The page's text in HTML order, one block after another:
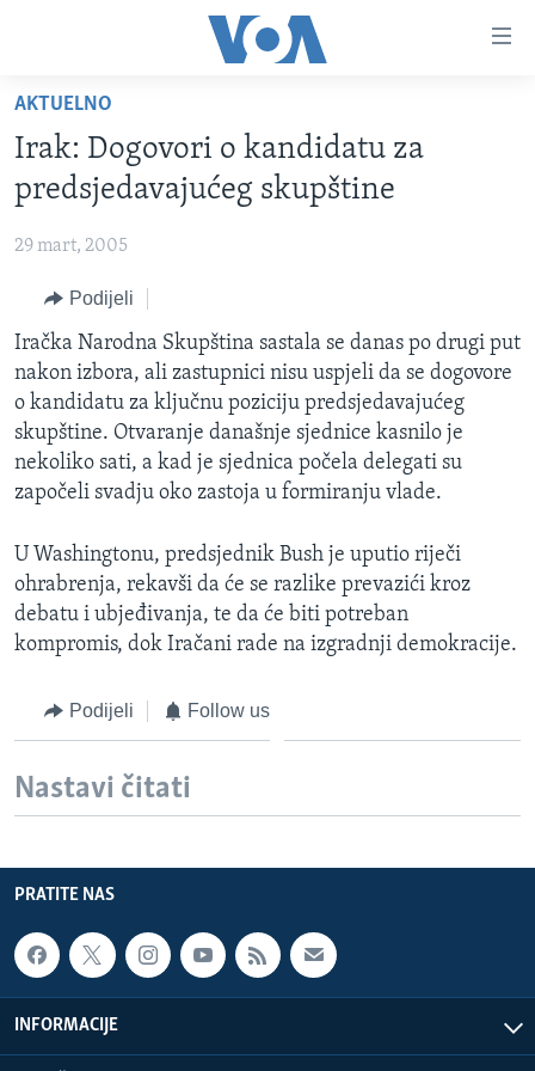
glavni
sadržaj
na
glavnu
pretragu
TV PROGRAM
VIDEO
FOTOGRAFIJE DANA
VIJESTI
SJEDINJENE AMERIČKE DRŽAVE
BOSNA I HERCEGOVINA
NAUKA I TEHNOLOGIJA
SPECIJALNI PROJEKTI
KORUPCIJA
SLOBODA MEDIJA
ŽENSKA STRANA
MAGAZIN
O GLASU AMERIKE
Learning English
AKTUELNO
Irak: Dogovori o kandidatu za
predsjedavajućeg skupštine
29 mart, 2005
Podijeli
Iračka Narodna Skupština sastala se danas po drugi put
nakon izbora, ali zastupnici nisu uspjeli da se dogovore
o kandidatu za ključnu poziciju predsjedavajućeg
skupštine. Otvaranje današnje sjednice kasnilo je
nekoliko sati, a kad je sjednica počela delegati su
započeli svadju oko zastoja u formiranju vlade.
U Washingtonu, predsjednik Bush je uputio riječi
ohrabrenja, rekavši da će se razlike prevazići kroz
debatu i ubjeđivanja, te da će biti potreban
kompromis, dok Iračani rade na izgradnji demokracije.
Podijeli Follow us
Nastavi čitati
PRATITE NAS
INFORMACIJE